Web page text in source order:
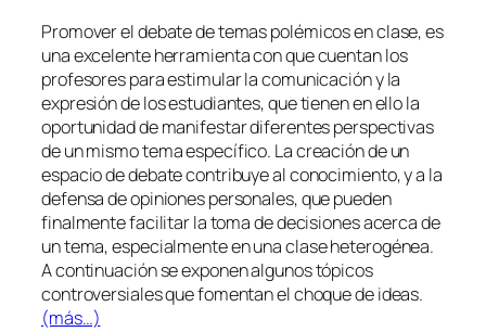
Promover el debate de temas polémicos en clase, es
una excelente herramienta con que cuentan los
profesores para estimular la comunicación y la
expresión de los estudiantes, que tienen en ello la
oportunidad de manifestar diferentes perspectivas
de un mismo tema específico. La creación de un
espacio de debate contribuye al conocimiento, y a la
defensa de opiniones personales, que pueden
finalmente facilitar la toma de decisiones acerca de
un tema, especialmente en una clase heterogénea.
A continuación se exponen algunos tópicos
controversiales que fomentan el choque de ideas.
(más…)